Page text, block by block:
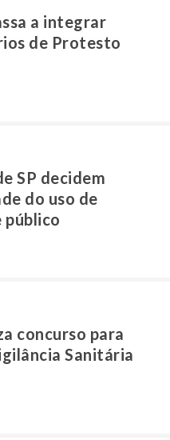
a integrar
de Protesto
SP decidem
do uso de
público
concurso para
Sanitária